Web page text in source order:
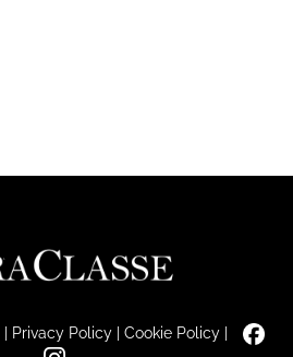
| Privacy Policy| Cookie Policy|